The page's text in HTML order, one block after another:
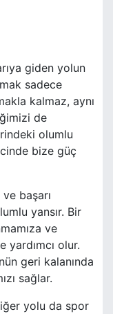
giden yolun
sadece
kalmaz, aynı
de
olumlu
bize güç
başarı
yansır. Bir
ve
olur.
geri kalanında
sağlar.
yolu da spor